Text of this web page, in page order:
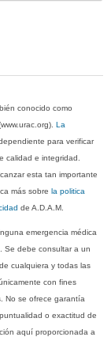
conocido como
La
para verificar
calidad e integridad.
esta tan importante
más sobrela politica
de A.D.A.M.
emergencia médica
Se debe consultar a un
cualquiera y todas las
con fines
No se ofrece garantía
o exactitud de
aquí proporcionada a